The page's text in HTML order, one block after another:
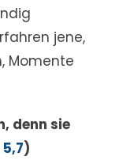
jene,
Momente
denn sie
)